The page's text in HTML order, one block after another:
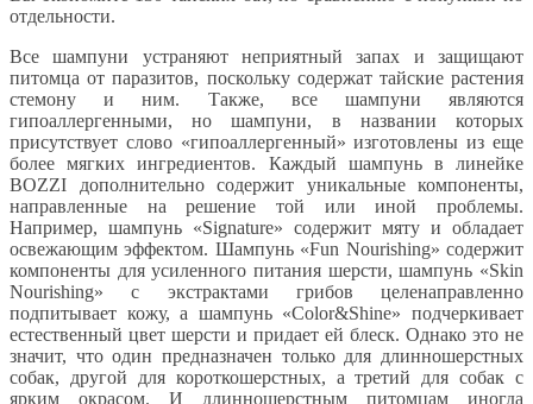
отдельности.
Все шампуни устраняют неприятный запах и защищают
питомца от паразитов, поскольку содержат тайские растения
стемону и ним. Также, все шампуни являются
гипоаллергенными, но шампуни, в названии которых
присутствует слово «гипоаллергенный» изготовлены из еще
более мягких ингредиентов. Каждый шампунь в линейке
BOZZI дополнительно содержит уникальные компоненты,
направленные на решение той или иной проблемы.
Например, шампунь «Signature» содержит мяту и обладает
освежающим эффектом. Шампунь «Fun Nourishing» содержит
компоненты для усиленного питания шерсти, шампунь «Skin
Nourishing» с экстрактами грибов целенаправленно
подпитывает кожу, а шампунь «Color&Shine» подчеркивает
естественный цвет шерсти и придает ей блеск. Однако это не
значит, что один предназначен только для длинношерстных
собак, другой для короткошерстных, а третий для собак с
ярким окрасом. И длинношерстным питомцам иногда